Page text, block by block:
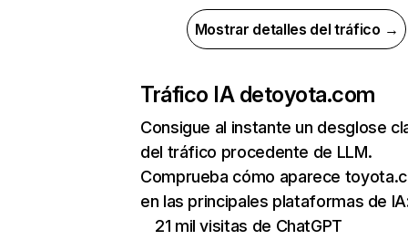
Mostrar detalles del tráfico →
Tráfico IA detoyota.com
Consigue al instante un desglose
del tráfico procedente de LLM.
Comprueba cómo aparece
en las principales plataformas de
21 mil visitas de ChatGPT